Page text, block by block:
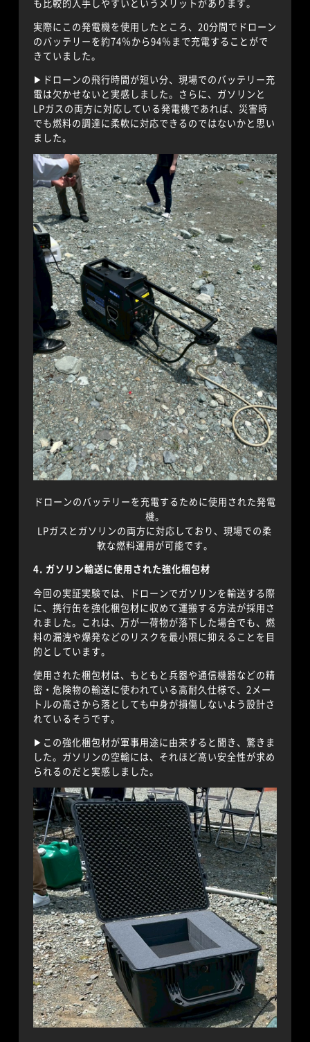
も比較的入手しやすいというメリットがあります。
実際にこの発電機を使用したところ、20分間でドローン
のバッテリーを約74％から94％まで充電することがで
きていました。
▶︎ドローンの飛行時間が短い分、現場でのバッテリー充
電は欠かせないと実感しました。さらに、ガソリンと
LPガスの両方に対応している発電機であれば、災害時
でも燃料の調達に柔軟に対応できるのではないかと思い
ました。
ドローンのバッテリーを充電するために使用された発電
機。
LPガスとガソリンの両方に対応しており、現場での柔
軟な燃料運用が可能です。
4. ガソリン輸送に使用された強化梱包材
今回の実証実験では、ドローンでガソリンを輸送する際
に、携行缶を強化梱包材に収めて運搬する方法が採用さ
れました。これは、万が一荷物が落下した場合でも、燃
料の漏洩や爆発などのリスクを最小限に抑えることを目
的としています。
使用された梱包材は、もともと兵器や通信機器などの精
密・危険物の輸送に使われている高耐久仕様で、2メー
トルの高さから落としても中身が損傷しないよう設計さ
れているそうです。
▶︎この強化梱包材が軍事用途に由来すると聞き、驚きま
した。ガソリンの空輸には、それほど高い安全性が求め
られるのだと実感しました。